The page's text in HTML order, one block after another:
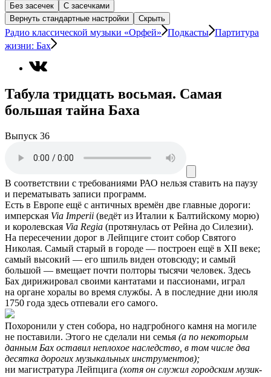
Без засечек
С засечками
Вернуть стандартные настройки
Скрыть
Радио классической музыки «Орфей» Подкасты Партитура
жизни: Бах
Табула тридцать восьмая. Самая
большая тайна Баха
Выпуск 36
В соответствии с требованиями РАО нельзя ставить на паузу
и перематывать записи программ.
Есть в Европе ещё с античных времён две главные дороги:
имперская Via Imperii (ведёт из Италии к Балтийскому морю)
и королевская Via Regia (протянулась от Рейна до Силезии).
На пересечении дорог в Лейпциге стоит собор Святого
Николая. Самый старый в городе — построен ещё в XII веке;
самый высокий — его шпиль виден отовсюду; и самый
большой — вмещает почти полторы тысячи человек. Здесь
Бах дирижировал своими кантатами и пассионами, играл
на органе хоралы во время службы. А в последние дни июля
1750 года здесь отпевали его самого.
Похоронили у стен собора, но надгробного камня на могиле
не поставили. Этого не сделали ни семья (а по некоторым
данным Бах оставил неплохое наследство, в том числе два
десятка дорогих музыкальных инструментов);
ни магистратура Лейпцига (хотя он служил городским музик-